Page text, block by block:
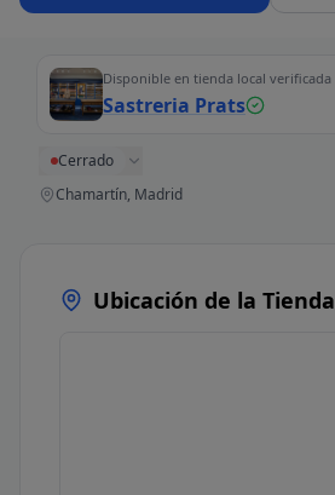
Disponible en tienda local verificada
Sastreria Prats
Cerrado
Chamartín, Madrid
Ubicación de la Tienda